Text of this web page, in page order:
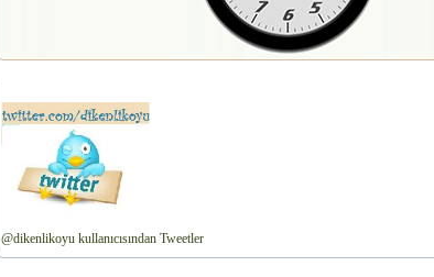
@dikenlikoyu kullanıcısından Tweetler